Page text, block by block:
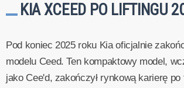
KIA XCEED PO LIFTINGU
Pod koniec 2025 roku Kia oficjalnie
modelu Ceed. Ten kompaktowy model,
jako Cee'd, zakończył rynkową karierę po